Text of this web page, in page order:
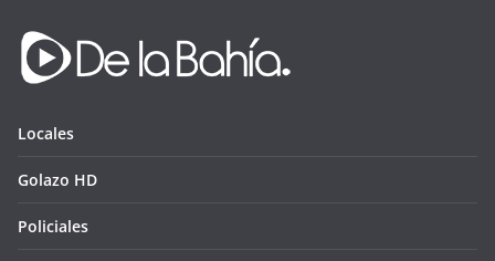
Locales
Golazo HD
Policiales